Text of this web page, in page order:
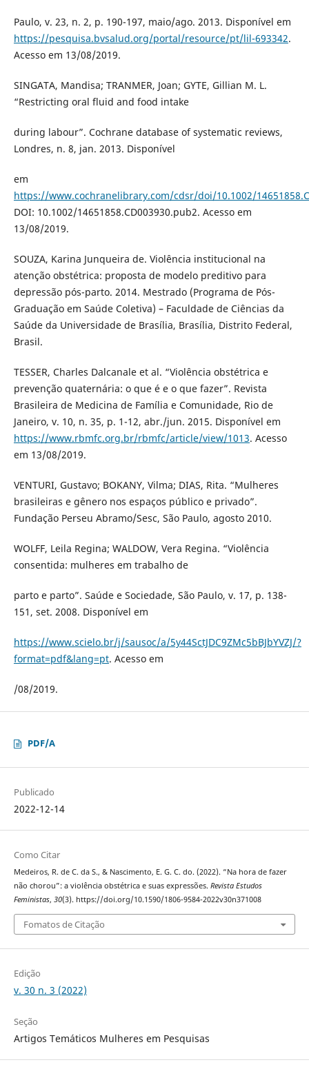
Paulo, v. 23, n. 2, p. 190-197, maio/ago. 2013. Disponível em
https://pesquisa.bvsalud.org/portal/resource/pt/lil-693342.
Acesso em 13/08/2019.
SINGATA, Mandisa; TRANMER, Joan; GYTE, Gillian M. L.
“Restricting oral fluid and food intake
during labour”. Cochrane database of systematic reviews,
Londres, n. 8, jan. 2013. Disponível
em
https://www.cochranelibrary.com/cdsr/doi/10.1002/
DOI: 10.1002/14651858.CD003930.pub2. Acesso em
13/08/2019.
SOUZA, Karina Junqueira de. Violência institucional na
atenção obstétrica: proposta de modelo preditivo para
depressão pós-parto. 2014. Mestrado (Programa de Pós-
Graduação em Saúde Coletiva) – Faculdade de Ciências da
Saúde da Universidade de Brasília, Brasília, Distrito Federal,
Brasil.
TESSER, Charles Dalcanale et al. “Violência obstétrica e
prevenção quaternária: o que é e o que fazer”. Revista
Brasileira de Medicina de Família e Comunidade, Rio de
Janeiro, v. 10, n. 35, p. 1-12, abr./jun. 2015. Disponível em
https://www.rbmfc.org.br/rbmfc/article/view/1013. Acesso
em 13/08/2019.
VENTURI, Gustavo; BOKANY, Vilma; DIAS, Rita. “Mulheres
brasileiras e gênero nos espaços público e privado”.
Fundação Perseu Abramo/Sesc, São Paulo, agosto 2010.
WOLFF, Leila Regina; WALDOW, Vera Regina. “Violência
consentida: mulheres em trabalho de
parto e parto”. Saúde e Sociedade, São Paulo, v. 17, p. 138-
151, set. 2008. Disponível em
https://www.scielo.br/j/sausoc/a/5y44SctJDC9ZMc5bBJbYVZJ/?
format=pdf&lang=pt. Acesso em
/08/2019.
PDF/A
Publicado
2022-12-14
Como Citar
Medeiros, R. de C. da S., & Nascimento, E. G. C. do. (2022). “Na hora de fazer
não chorou”: a violência obstétrica e suas expressões. Revista Estudos
Feministas, 30(3). https://doi.org/10.1590/1806-9584-2022v30n371008
Fomatos de Citação
Edição
v. 30 n. 3 (2022)
Seção
Artigos Temáticos Mulheres em Pesquisas